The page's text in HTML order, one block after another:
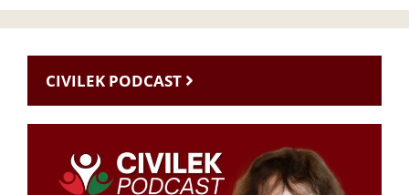
CIVILEK PODCAST